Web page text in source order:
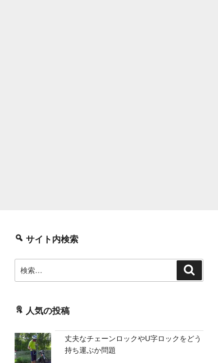
サイト内検索
索:
人気の投稿
丈夫なチェーンロックやU字ロックをどう
持ち運ぶか問題